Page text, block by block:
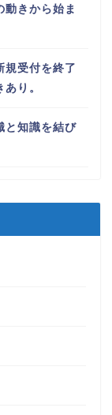
動きから始ま
規受付を終了
り。
と知識を結び